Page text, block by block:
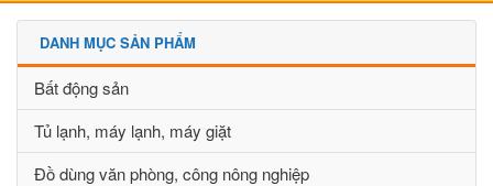
DANH MỤC SẢN PHẨM
Bất động sản
Tủ lạnh, máy lạnh, máy giặt
Đồ dùng văn phòng, công nông nghiệp